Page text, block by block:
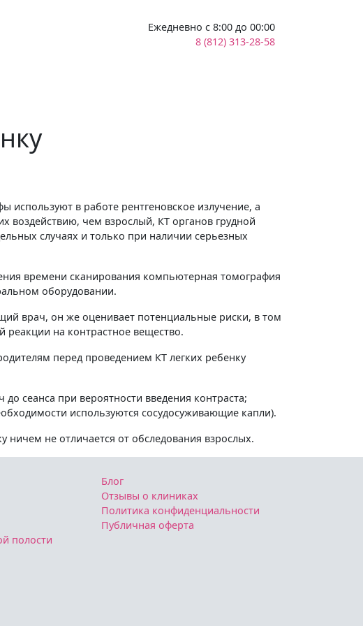
Ежедневно с 8:00 до 00:00
8 (812) 313-28-58
используют в работе рентгеновское излучение, а
воздействию, чем взрослый, КТ органов грудной
случаях и только при наличии серьезных
времени сканирования компьютерная томография
оборудовании.
врач, он же оценивает потенциальные риски, в том
реакции на контрастное вещество.
перед проведением КТ легких ребенку
сеанса при вероятности введения контраста;
используются сосудосуживающие капли).
ничем не отличается от обследования взрослых.
полости
Блог
Отзывы о клиниках
Политика конфиденциальности
Публичная оферта